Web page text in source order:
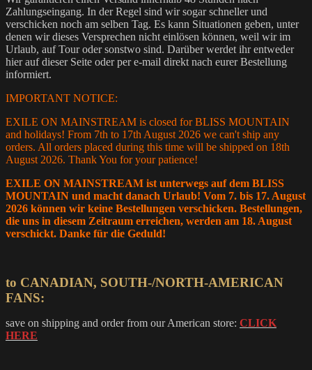
Zahlungseingang. In der Regel sind wir sogar schneller und
verschicken noch am selben Tag. Es kann Situationen geben, unter
denen wir dieses Versprechen nicht einlösen können, weil wir im
Urlaub, auf Tour oder sonstwo sind. Darüber werdet ihr entweder
hier auf dieser Seite oder per e-mail direkt nach eurer Bestellung
informiert.
IMPORTANT NOTICE:
EXILE ON MAINSTREAM is closed for BLISS MOUNTAIN
and holidays! From 7th to 17th August 2026 we can't ship any
orders. All orders placed during this time will be shipped on 18th
August 2026. Thank You for your patience!
EXILE ON MAINSTREAM ist unterwegs auf dem BLISS
MOUNTAIN und macht danach Urlaub! Vom 7. bis 17. August
2026 können wir keine Bestellungen verschicken. Bestellungen,
die uns in diesem Zeitraum erreichen, werden am 18. August
verschickt. Danke für die Geduld!
to CANADIAN, SOUTH-/NORTH-AMERICAN
FANS:
save on shipping and order from our American store: CLICK
HERE